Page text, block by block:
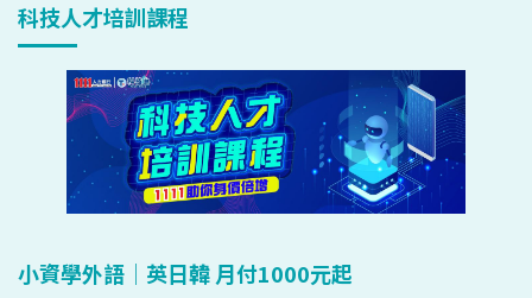
科技人才培訓課程
小資學外語｜英日韓 月付1000元起